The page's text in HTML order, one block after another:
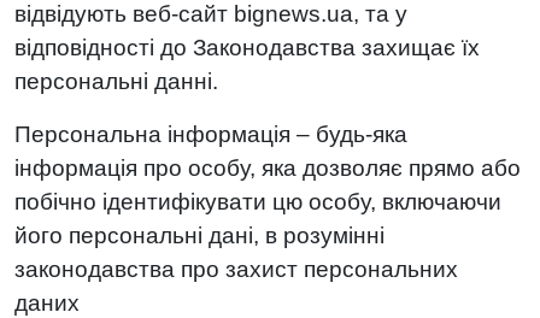
відвідують веб-сайт bignews.ua, та у
відповідності до Законодавства захищає їх
персональні данні.
Персональна інформація – будь-яка
інформація про особу, яка дозволяє прямо або
побічно ідентифікувати цю особу, включаючи
його персональні дані, в розумінні
законодавства про захист персональних
даних